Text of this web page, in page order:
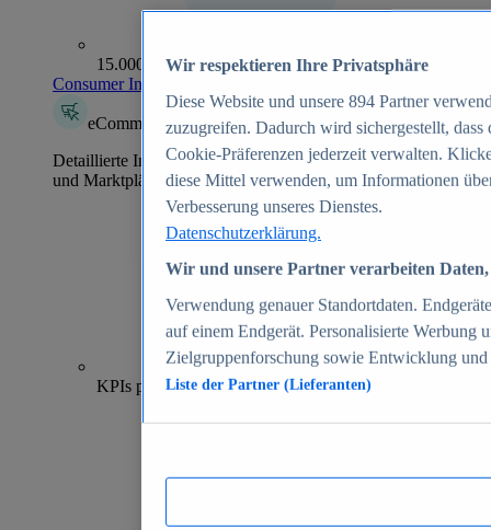
15.000+ Marken
Consumer Insights entdecken
eCommerce Insights
Detaillierte Informationen zu mehr als 39.000 Online-Shops
und Marktplätzen
70+
KPIs pro Shop
Wir respektieren Ihre Privatsphäre
Diese Website und unsere 894 Partner
zuzugreifen. Dadurch wird sichergestellt,
Cookie-Präferenzen jederzeit verwalten.
diese Mittel verwenden, um Informationen
Verbesserung unseres Dienstes.
Datenschutzerklärung.
Wir und unsere Partner verarbeiten
Verwendung genauer Standortdaten.
auf einem Endgerät. Personalisierte Werbung
Zielgruppenforschung sowie Entwicklung
Liste der Partner (Lieferanten)